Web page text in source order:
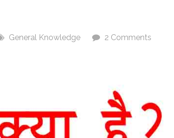
General Knowledge 2 Comments